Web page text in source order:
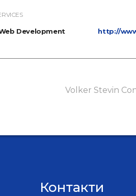
Development http://
Volker Stevin
Контакти